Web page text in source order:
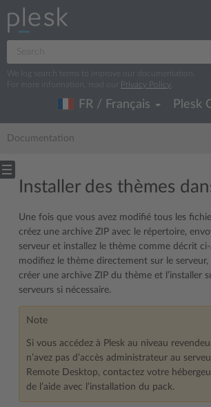
We log search terms to improve our documentation.
For more information, read our
Privacy Policy
FR / Français Plesk
Documentation
Installer des thèmes
Une fois que vous avez modifié tous les
créez une archive ZIP avec le répertoire,
serveur et installez le thème comme décrit
modifiez le thème directement sur le
créer une archive ZIP du thème et l’installer
serveurs si nécessaire.
Note
Si vous accédez à Plesk au niveau
n’avez pas d’accès administrateur au
Remote Desktop, contactez votre
de l’aide avec l’installation du pack.